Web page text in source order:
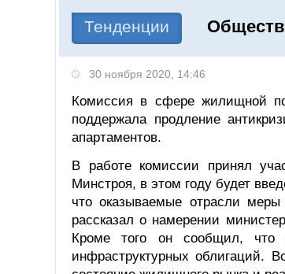
Поиск
НОВОСТИ СТАТЬИ
Тенденции
30 ноября 2020, 14:46
Комиссия в сфере жилищной
поддержала продление
апартаментов.
В работе комиссии принял
Минстроя, в этом году будет
что оказываемые отрасли
рассказал о намерении
Кроме того он сообщил, что
инфраструктурных облигаций.